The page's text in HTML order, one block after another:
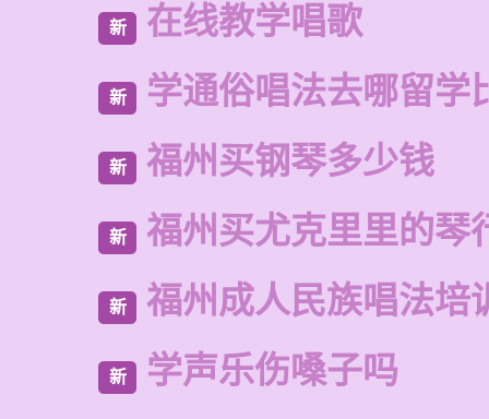
新 在线教学唱歌
新 学通俗唱法去哪留学
新 福州买钢琴多少钱
新 福州买尤克里里的琴
新 福州成人民族唱法培
新 学声乐伤嗓子吗